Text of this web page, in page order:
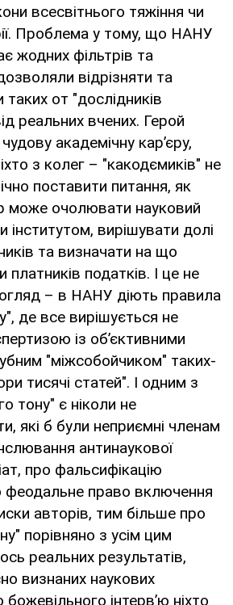
всесвітнього тяжіння чи
Проблема у тому, що НАНУ
жодних фільтрів та
відрізняти та
от "дослідників
реальних вчених. Герой
академічну кар’єру,
з колег – "какодємиків" не
поставити питання, як
може очолювати науковий
інститутом, вирішувати долі
та визначати на що
податків. І це не
– в НАНУ діють правила
де все вирішується не
із об’єктивними
"міжсобойчиком" таких-
тисячі статей". І одним з
тону" є ніколи не
які б були неприємні членам
антинаукової
про фальсифікацію
феодальне право включення
авторів, тим більше про
порівняно з усім цим
реальних результатів,
визнаних наукових
інтерв’ю ніхто